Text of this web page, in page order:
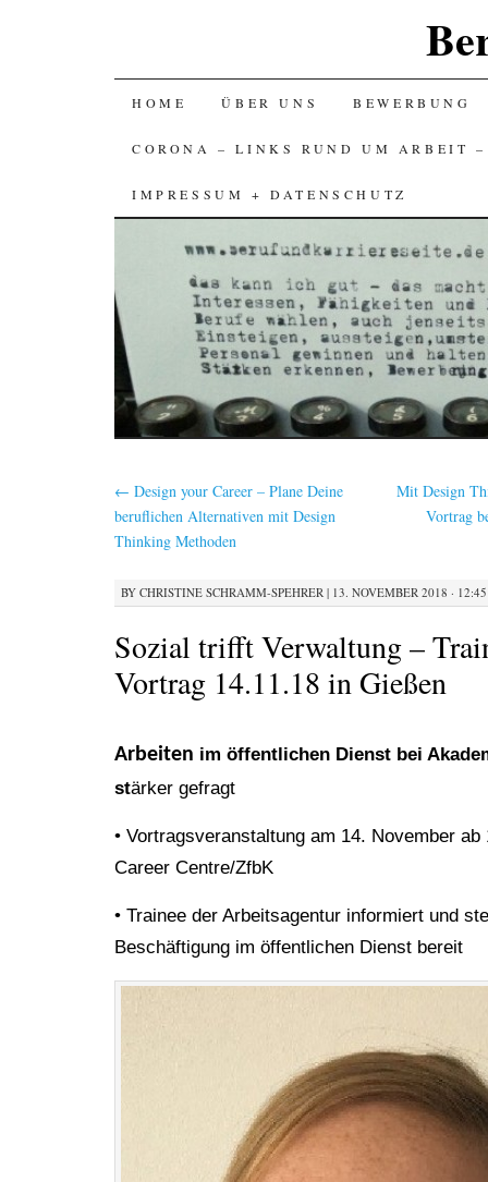
SKIP
TO
CONTENT
HOME ÜBER UNS BEWERBUNG
CORONA – LINKS RUND UM ARBEIT
IMPRESSUM + DATENSCHUTZ
← Design your Career – Plane Deine
beruflichen Alternativen mit Design
Thinking Methoden
Mit Design
Vortrag
BY CHRISTINE SCHRAMM-SPEHRER | 13. NOVEMBER 2018 · 12:45
Sozial trifft Verwaltung –
Vortrag 14.11.18 in Gießen
Arbeiten im öffentlichen Dienst bei
stärker gefragt
• Vortragsveranstaltung am 14. November
Career Centre/ZfbK
• Trainee der Arbeitsagentur informiert und
Beschäftigung im öffentlichen Dienst bereit